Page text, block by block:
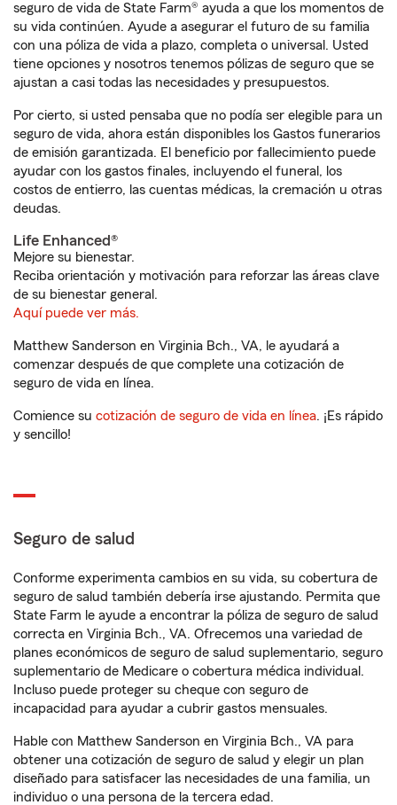
seguro de vida de State Farm® ayuda a que los momentos de
su vida continúen. Ayude a asegurar el futuro de su familia
con una póliza de vida a plazo, completa o universal. Usted
tiene opciones y nosotros tenemos pólizas de seguro que se
ajustan a casi todas las necesidades y presupuestos.
Por cierto, si usted pensaba que no podía ser elegible para un
seguro de vida, ahora están disponibles los Gastos funerarios
de emisión garantizada. El beneficio por fallecimiento puede
ayudar con los gastos finales, incluyendo el funeral, los
costos de entierro, las cuentas médicas, la cremación u otras
deudas.
Life Enhanced®
Mejore su bienestar.
Reciba orientación y motivación para reforzar las áreas clave
de su bienestar general.
Aquí puede ver más.
Matthew Sanderson en Virginia Bch., VA, le ayudará a
comenzar después de que complete una cotización de
seguro de vida en línea.
Comience su cotización de seguro de vida en línea. ¡Es rápido
y sencillo!
Seguro de salud
Conforme experimenta cambios en su vida, su cobertura de
seguro de salud también debería irse ajustando. Permita que
State Farm le ayude a encontrar la póliza de seguro de salud
correcta en Virginia Bch., VA. Ofrecemos una variedad de
planes económicos de seguro de salud suplementario, seguro
suplementario de Medicare o cobertura médica individual.
Incluso puede proteger su cheque con seguro de
incapacidad para ayudar a cubrir gastos mensuales.
Hable con Matthew Sanderson en Virginia Bch., VA para
obtener una cotización de seguro de salud y elegir un plan
diseñado para satisfacer las necesidades de una familia, un
individuo o una persona de la tercera edad.